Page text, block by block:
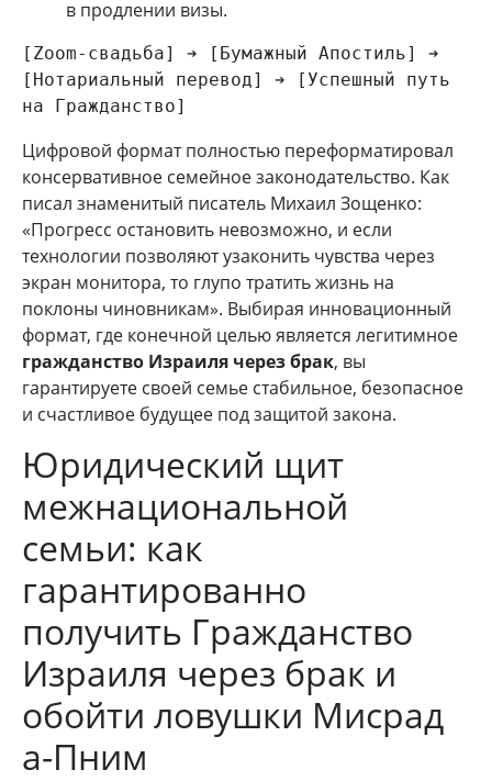
в продлении визы.
[Zoom-свадьба] ➔ [Бумажный Апостиль] ➔
[Нотариальный перевод] ➔ [Успешный путь
Цифровой формат полностью переформатировал
консервативное семейное законодательство. Как
писал знаменитый писатель Михаил Зощенко:
«Прогресс остановить невозможно, и если
технологии позволяют узаконить чувства через
экран монитора, то глупо тратить жизнь на
поклоны чиновникам». Выбирая инновационный
формат, где конечной целью является легитимное
гражданство Израиля через брак, вы
гарантируете своей семье стабильное, безопасное
и счастливое будущее под защитой закона.
Юридический щит
межнациональной
семьи: как
гарантированно
получить Гражданство
Израиля через брак и
обойти ловушки Мисрад
а-Пним